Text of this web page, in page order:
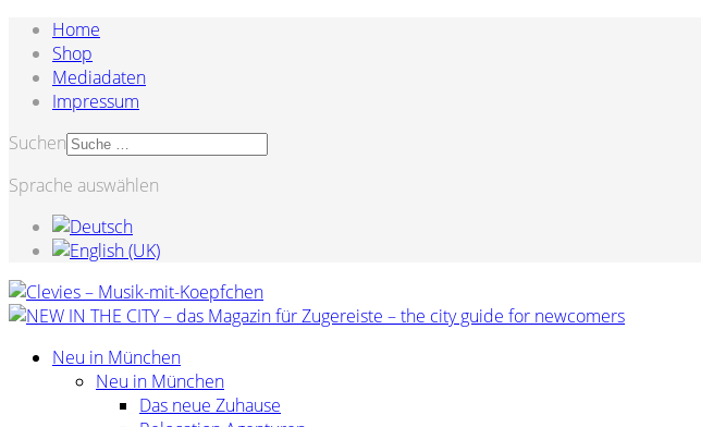
Home
Shop
Mediadaten
Impressum
Suchen
Sprache auswählen
Neu in München
Neu in München
Das neue Zuhause